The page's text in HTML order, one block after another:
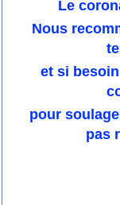
Le
Nous
et si
pour
pas